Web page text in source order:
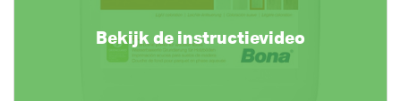
Bekijk de instructievideo